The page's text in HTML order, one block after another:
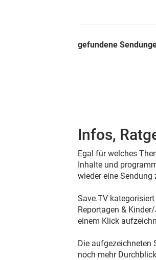
gefundene
Infos,
Egal für welches
Inhalte und
wieder eine Sendung
Save.TV
Reportagen &
einem Klick
Die aufgezeichneten
noch mehr